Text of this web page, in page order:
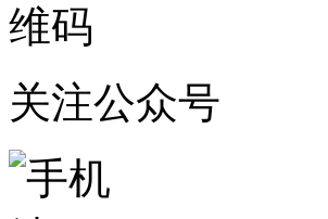
关注公众号